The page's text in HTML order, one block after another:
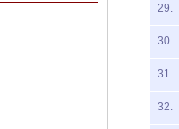
29.
30.
31.
32.